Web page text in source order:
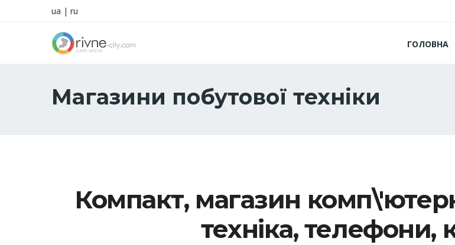
ua | ru
ГОЛОВНА
Магазини побутової техніки
Компакт, магазин
техніка, телефони,